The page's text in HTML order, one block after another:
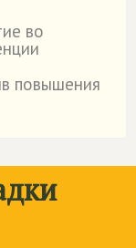
во
повышения